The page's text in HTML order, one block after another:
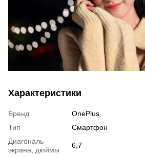
Характеристики
Бренд
OnePlus
Тип
Смартфон
Диагональ
экрана, дюймы
6,7